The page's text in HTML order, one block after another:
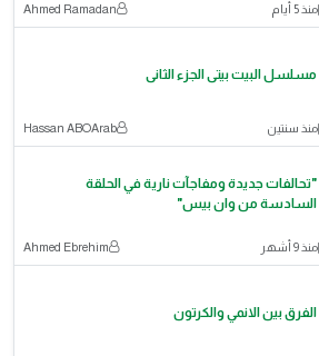
منذ 5 أيام Ahmed Ramadan
مسلسل البيت بيتى الجزء الثانى
منذ سنتين Hassan ABOArab
"تحالفات جديدة ومفاجآت نارية في الحلقة
السادسة من وان بيس"
منذ 9 أشهر Ahmed Ebrehim
الفرق بين الانمي والكرتون